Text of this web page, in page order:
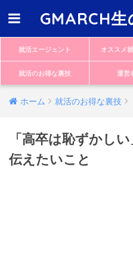
GMARCH
就活エージェント オススメ
就活のお得な裏技 運営
ホーム 就活のお得な裏技
「高卒は恥ずかし
伝えたいこと